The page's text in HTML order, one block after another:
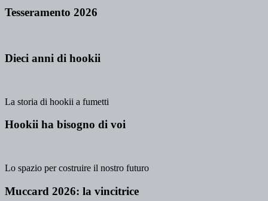
Tesseramento 2026
Dieci anni di hookii
La storia di hookii a fumetti
Hookii ha bisogno di voi
Lo spazio per costruire il nostro futuro
Muccard 2026: la vincitrice